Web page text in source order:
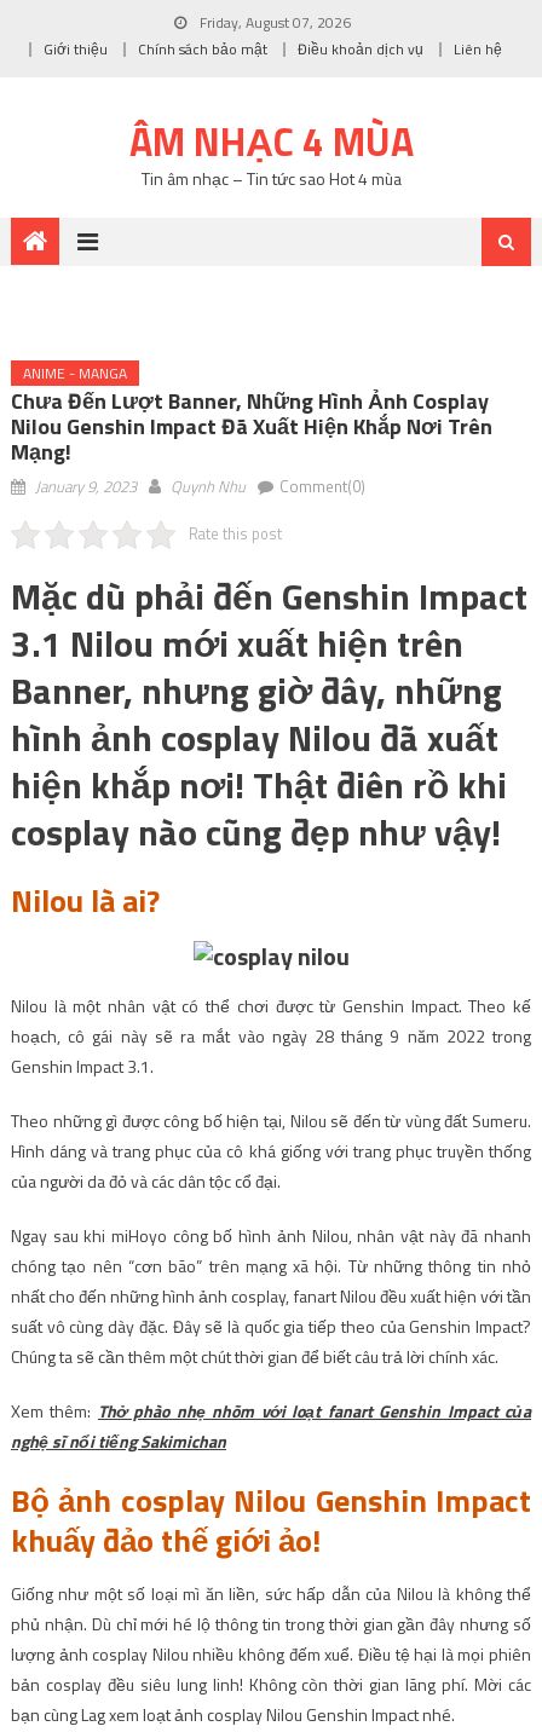
Friday, August 07, 2026
Giới thiệu
Chính sách bảo mật Điều khoản dịch vụ Liên hệ
ÂM NHẠC 4 MÙA
Tin âm nhạc – Tin tức sao Hot 4 mùa
ANIME - MANGA
Chưa Đến Lượt Banner, Những Hình Ảnh Cosplay
Nilou Genshin Impact Đã Xuất Hiện Khắp Nơi Trên
Mạng!
January 9, 2023 Quynh Nhu Comment(0)
Rate this post
Mặc dù phải đến Genshin Impact
3.1 Nilou mới xuất hiện trên
Banner, nhưng giờ đây, những
hình ảnh cosplay Nilou đã xuất
hiện khắp nơi! Thật điên rồ khi
cosplay nào cũng đẹp như vậy!
Nilou là ai?
Nilou là một nhân vật có thể chơi được từ Genshin Impact. Theo kế
hoạch, cô gái này sẽ ra mắt vào ngày 28 tháng 9 năm 2022 trong
Genshin Impact 3.1.
Theo những gì được công bố hiện tại, Nilou sẽ đến từ vùng đất Sumeru.
Hình dáng và trang phục của cô khá giống với trang phục truyền thống
của người da đỏ và các dân tộc cổ đại.
Ngay sau khi miHoyo công bố hình ảnh Nilou, nhân vật này đã nhanh
chóng tạo nên “cơn bão” trên mạng xã hội. Từ những thông tin nhỏ
nhất cho đến những hình ảnh cosplay, fanart Nilou đều xuất hiện với tần
suất vô cùng dày đặc. Đây sẽ là quốc gia tiếp theo của Genshin Impact?
Chúng ta sẽ cần thêm một chút thời gian để biết câu trả lời chính xác.
Xem thêm: Thở phào nhẹ nhõm với loạt fanart Genshin Impact của
nghệ sĩ nổi tiếng Sakimichan
Bộ ảnh cosplay Nilou Genshin Impact
khuấy đảo thế giới ảo!
Giống như một số loại mì ăn liền, sức hấp dẫn của Nilou là không thể
phủ nhận. Dù chỉ mới hé lộ thông tin trong thời gian gần đây nhưng số
lượng ảnh cosplay Nilou nhiều không đếm xuể. Điều tệ hại là mọi phiên
bản cosplay đều siêu lung linh! Không còn thời gian lãng phí. Mời các
bạn cùng Lag xem loạt ảnh cosplay Nilou Genshin Impact nhé.